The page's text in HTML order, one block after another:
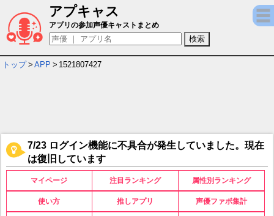
アプキャス
永遠の7日-終わりなき始まり キャラ＆声優（
アプリの参加声優キャストまとめ
トップ > APP > 1521807427
7/23 ログイン機能に不具合が発生していました。現在
は復旧しています
マイページ 注目ランキング 属性別ランキング
使い方 推しアプリ 声優ファボ集計